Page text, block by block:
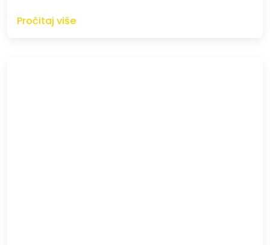
Pročitaj više